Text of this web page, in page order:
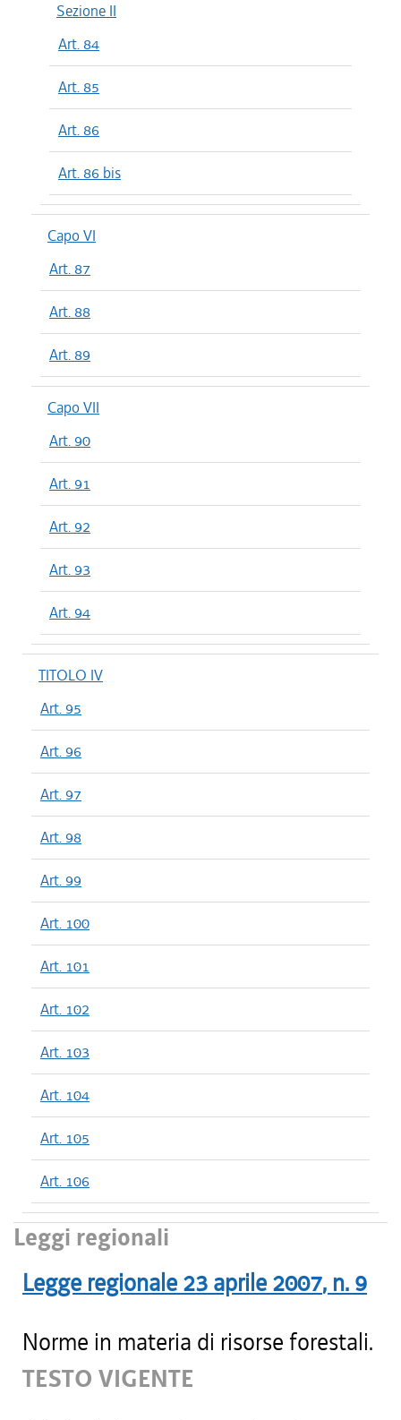
Sezione II
Art. 84
Art. 85
Art. 86
Art. 86 bis
Capo VI
Art. 87
Art. 88
Art. 89
Capo VII
Art. 90
Art. 91
Art. 92
Art. 93
Art. 94
TITOLO IV
Art. 95
Art. 96
Art. 97
Art. 98
Art. 99
Art. 100
Art. 101
Art. 102
Art. 103
Art. 104
Art. 105
Art. 106
Leggi regionali
Legge regionale 23 aprile 2007, n. 9
Norme in materia di risorse forestali.
TESTO VIGENTE